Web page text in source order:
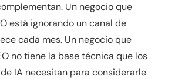
Un negocio que
está ignorando un canal de
cada mes. Un negocio que
no tiene la base técnica que los
IA necesitan para considerarle